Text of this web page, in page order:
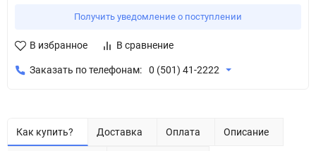
Получить уведомление о поступлении
В избранное В сравнение
Заказать по телефонам: 0 (501) 41-2222
Как купить? Доставка Оплата Описание